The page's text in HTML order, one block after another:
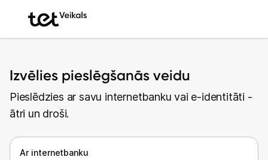
Izvēlies pieslēgšanās veidu
Pieslēdzies ar savu internetbanku vai e-identitāti -
ātri un droši.
Ar internetbanku